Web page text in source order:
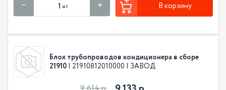
шт В корзину
Блок трубопроводов кондиционера в сборе
21910 | 21910812010000 | ЗАВОД